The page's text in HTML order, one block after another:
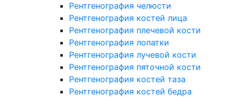
Рентгенография челюсти
Рентгенография костей лица
Рентгенография плечевой кости
Рентгенография лопатки
Рентгенография лучевой кости
Рентгенография пяточной кости
Рентгенография костей таза
Рентгенография костей бедра